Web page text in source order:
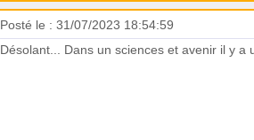
Posté le : 31/07/2023 18:54:59
Désolant... Dans un sciences et avenir il y